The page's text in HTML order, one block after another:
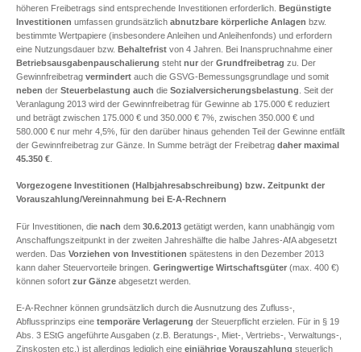
höheren Freibetrags sind entsprechende Investitionen erforderlich. Begünstigte
Investitionen umfassen grundsätzlich abnutzbare körperliche Anlagen bzw.
bestimmte Wertpapiere (insbesondere Anleihen und Anleihenfonds) und erfordern
eine Nutzungsdauer bzw. Behaltefrist von 4 Jahren. Bei Inanspruchnahme einer
Betriebsausgabenpauschalierung steht nur der Grundfreibetrag zu. Der
Gewinnfreibetrag vermindert auch die GSVG-Bemessungsgrundlage und somit
neben der Steuerbelastung auch die Sozialversicherungsbelastung . Seit der
Veranlagung 2013 wird der Gewinnfreibetrag für Gewinne ab 175.000 € reduziert
und beträgt zwischen 175.000 € und 350.000 € 7%, zwischen 350.000 € und
580.000 € nur mehr 4,5%, für den darüber hinaus gehenden Teil der Gewinne entfällt
der Gewinnfreibetrag zur Gänze. In Summe beträgt der Freibetrag daher maximal
45.350 €
Vorgezogene Investitionen (Halbjahresabschreibung) bzw. Zeitpunkt der
Vorauszahlung/Vereinnahmung bei E-A-Rechnern
Für Investitionen, die nach dem 30.6.2013 getätigt werden, kann unabhängig vom
Anschaffungszeitpunkt in der zweiten Jahreshälfte die halbe Jahres-AfA abgesetzt
werden. Das Vorziehen von Investitionen spätestens in den Dezember 2013
kann daher Steuervorteile bringen. Geringwertige Wirtschaftsgüter (max. 400 €)
können sofort zur Gänze abgesetzt werden.
E-A-Rechner können grundsätzlich durch die Ausnutzung des Zufluss-,
Abflussprinzips eine temporäre Verlagerung der Steuerpflicht erzielen. Für in § 19
Abs. 3 EStG angeführte Ausgaben (z.B. Beratungs-, Miet-, Vertriebs-, Verwaltungs-,
Zinskosten etc.) ist allerdings lediglich eine einjährige Vorauszahlung steuerlich